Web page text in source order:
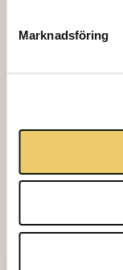
Marknadsföring
10,00kr